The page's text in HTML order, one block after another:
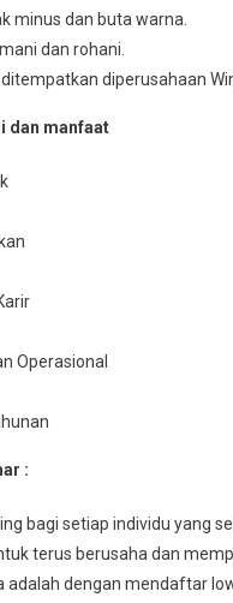
minus dan buta warna.
dan rohani.
diperusahaan
dan manfaat
Operasional
:
bagi setiap individu yang
terus berusaha dan
adalah dengan mendaftar